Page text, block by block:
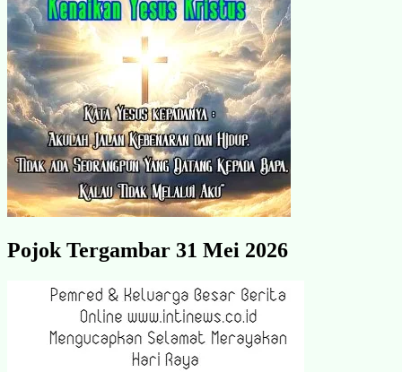
Pojok Tergambar 31 Mei 2026